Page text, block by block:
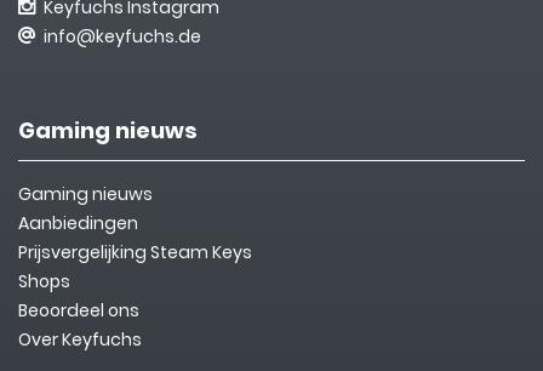
Keyfuchs Instagram
info@keyfuchs.de
Gaming nieuws
Gaming nieuws
Aanbiedingen
Prijsvergelijking Steam Keys
Shops
Beoordeel ons
Over Keyfuchs